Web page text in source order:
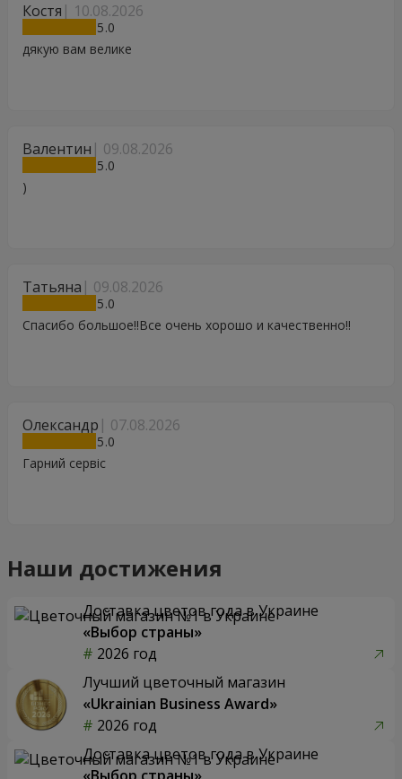
Костя 10.08.2026
5
дякую вам велике
Валентин 09.08.2026
5
)
Татьяна 09.08.2026
5
Спасибо большое!!Все очень хорошо и качественно!!
Олександр 07.08.2026
5
Гарний сервіс
Наши достижения
Доставка цветов года в Украине
«Выбор страны»
2026 год
Лучший цветочный магазин
«Ukrainian Business Award»
2026 год
Доставка цветов года в Украине